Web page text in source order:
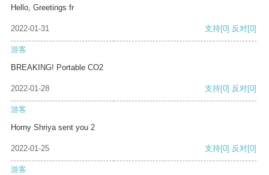
Hello, Greetings fr
2022-01-31 支持[0] 反对[0]
游客
BREAKING! Portable CO2
2022-01-28 支持[0] 反对[0]
游客
Horny Shriya sent you 2
2022-01-25 支持[0] 反对[0]
游客